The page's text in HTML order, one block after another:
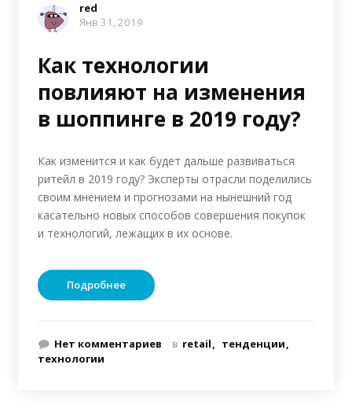
red
Янв 31, 2019
Как технологии
повлияют на изменения
в шоппинге в 2019 году?
Как изменится и как будет дальше развиваться
ритейл в 2019 году? Эксперты отрасли поделились
своим мнением и прогнозами на нынешний год
касательно новых способов совершения покупок
и технологий, лежащих в их основе.
Подробнее
Нет комментариев в retail
тенденции
технологии